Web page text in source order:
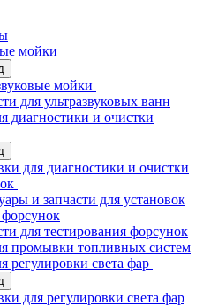
мойки
мойки
для ультразвуковых ванн
диагностики и очистки
для диагностики и очистки
и запчасти для установок
для тестирования форсунок
промывки топливных систем
регулировки света фар
для регулировки света фар